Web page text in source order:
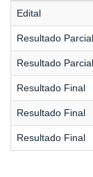
Edital
Resultado Parcial
Resultado Parcial
Resultado Final
Resultado Final
Resultado Final